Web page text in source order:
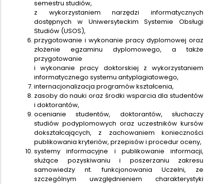
semestru studiów,
z wykorzystaniem narzędzi informatycznych
dostępnych w Uniwersyteckim Systemie Obsługi
Studiów (USOS),
przygotowanie i wykonanie pracy dyplomowej oraz
złożenie egzaminu dyplomowego, a także
przygotowanie
i wykonanie pracy doktorskiej z wykorzystaniem
informatycznego systemu antyplagiatowego,
internacjonalizacja programów kształcenia,
zasoby do nauki oraz środki wsparcia dla studentów
i doktorantów,
ocenianie studentów, doktorantów, słuchaczy
studiów podyplomowych oraz uczestników kursów
dokształcających, z zachowaniem konieczności
publikowania kryteriów, przepisów i procedur oceny,
systemy informacyjne i publikowanie informacji,
służące pozyskiwaniu i poszerzaniu zakresu
samowiedzy nt. funkcjonowania Uczelni, ze
szczególnym uwzględnieniem charakterystyki